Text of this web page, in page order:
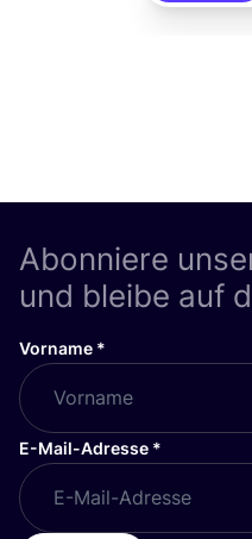
Abonniere
und bleibe auf
Vorname *
E-Mail-Adresse *